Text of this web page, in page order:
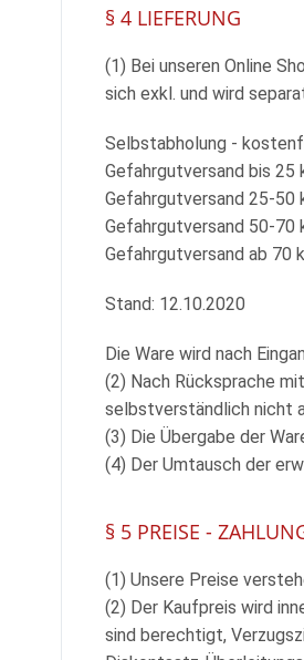
§ 4 LIEFERUNG
(1) Bei unseren Online
sich exkl. und wird
Selbstabholung -
Gefahrgutversand bis 25
Gefahrgutversand 25-50
Gefahrgutversand 50-70
Gefahrgutversand ab 70
Stand: 12.10.2020
Die Ware wird nach
(2) Nach Rücksprache
selbstverständlich nicht
(3) Die Übergabe der
(4) Der Umtausch der
§ 5 PREISE -
(1) Unsere Preise
(2) Der Kaufpreis wird
sind berechtigt,